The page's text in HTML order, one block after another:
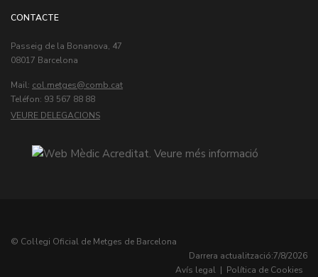
CONTACTE
Passeig de la Bonanova, 47
08017 Barcelona
Mail: col.metges
Teléfon: 93 567 88 88
VEURE DELEGACIONS
© Col·legi Oficial de Metges de Barcelona
Darrera actualització:7/8/2026
Avís legal | Política de Cookies